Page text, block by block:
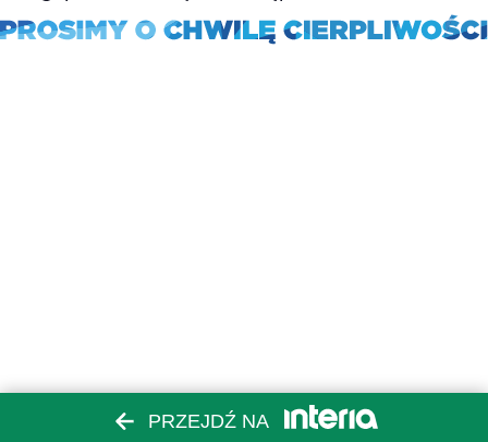
PRZEJDŹ NA